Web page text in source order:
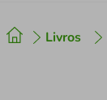
Livros